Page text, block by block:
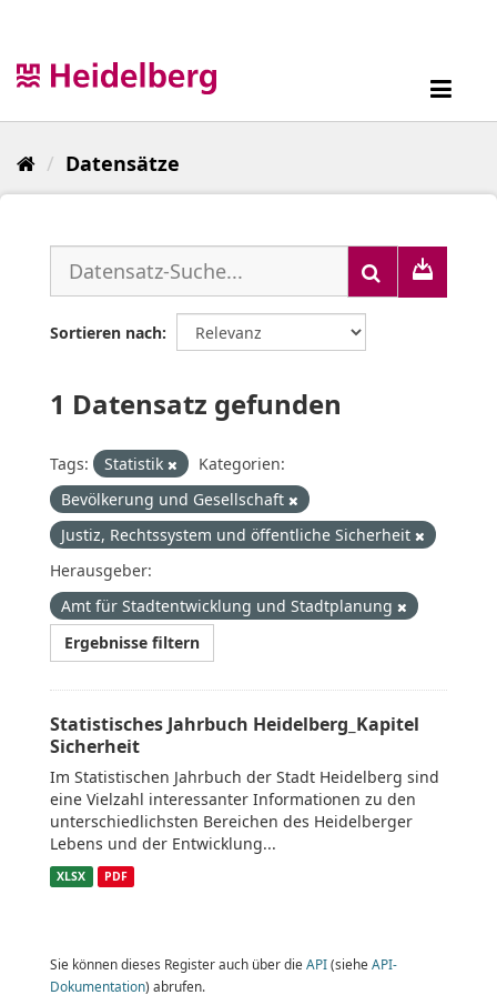
Datensätze
Sortieren nach
1 Datensatz gefunden
Tags: Statistik
Kategorien:
Bevölkerung und Gesellschaft
Justiz, Rechtssystem und öffentliche Sicherheit
Herausgeber:
Amt für Stadtentwicklung und Stadtplanung
Ergebnisse filtern
Statistisches Jahrbuch Heidelberg_Kapitel
Sicherheit
Im Statistischen Jahrbuch der Stadt Heidelberg sind
eine Vielzahl interessanter Informationen zu den
unterschiedlichsten Bereichen des Heidelberger
Lebens und der Entwicklung...
XLSX PDF
Sie können dieses Register auch über die API(siehe API-
Dokumentation) abrufen.